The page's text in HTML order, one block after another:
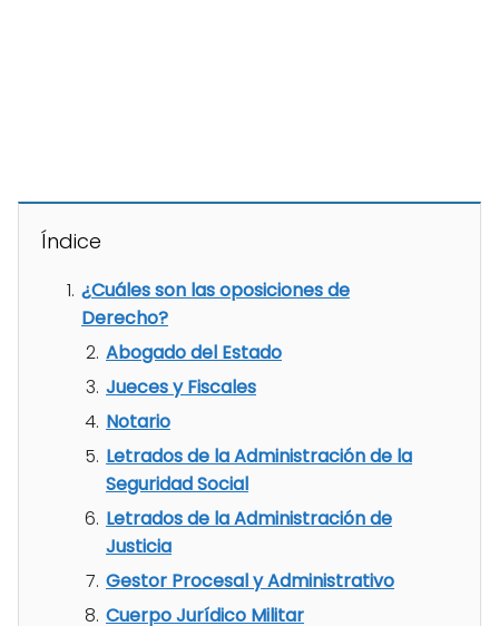
Índice
¿Cuáles son las oposiciones de
Derecho?
Abogado del Estado
Jueces y Fiscales
Notario
Letrados de la Administración de la
Seguridad Social
Letrados de la Administración de
Justicia
Gestor Procesal y Administrativo
Cuerpo Jurídico Militar